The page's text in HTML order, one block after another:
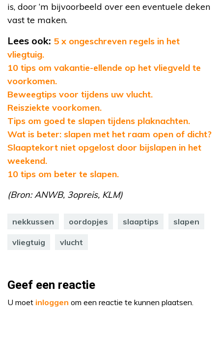
is, door ‘m bijvoorbeeld over een eventuele deken
vast te maken.
Lees ook: 5 x ongeschreven regels in het
vliegtuig.
10 tips om vakantie-ellende op het vliegveld te
voorkomen.
Beweegtips voor tijdens uw vlucht.
Reisziekte voorkomen.
Tips om goed te slapen tijdens plaknachten.
Wat is beter: slapen met het raam open of dicht?
Slaaptekort niet opgelost door bijslapen in het
weekend.
10 tips om beter te slapen.
(Bron: ANWB, 3opreis, KLM)
nekkussen oordopjes slaaptips slapen
vliegtuig vlucht
Geef een reactie
U moet inloggen om een reactie te kunnen plaatsen.